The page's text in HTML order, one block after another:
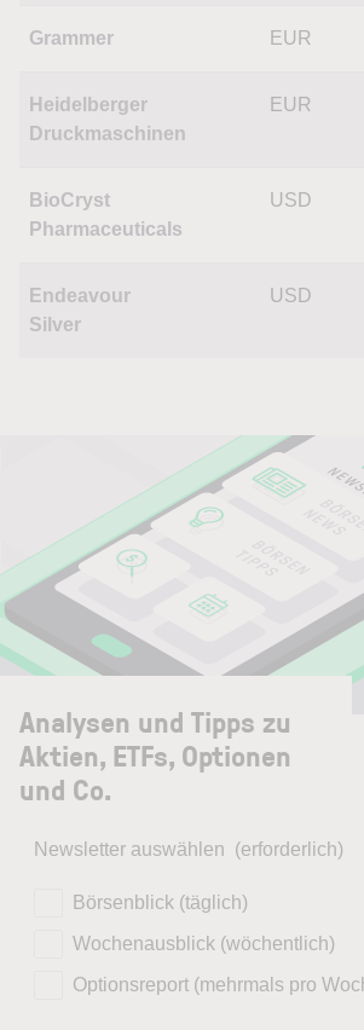
Grammer EUR
Heidelberger
Druckmaschinen
EUR
BioCryst
Pharmaceuticals
USD
Endeavour
Silver
USD
Analysen und Tipps zu
Aktien, ETFs, Optionen
und Co.
Newsletter auswählen (erforderlich)
Börsenblick (täglich)
Wochenausblick (wöchentlich)
Optionsreport (mehrmals pro